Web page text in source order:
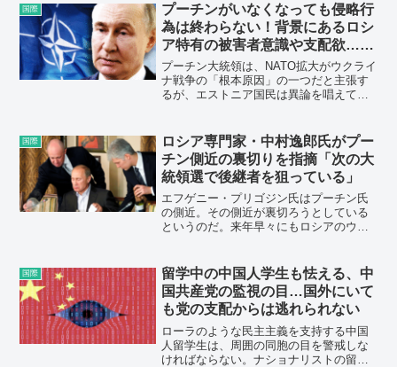
国際
プーチンがいなくなっても侵略行
為は終わらない！背景にあるロシ
ア特有の被害者意識や支配欲…日
本人が知っておきたい重要なポイ
ントを歴史から解説
プーチン大統領は、NATO拡大がウクライ
ナ戦争の「根本原因」の一つだと主張す
るが、エストニア国民は異論を唱えてい
話は、全くのデタラメだ」と言う。それ
は「彼も分かっているはずだ」。
国際
ロシア専門家・中村逸郎氏がプー
チン側近の裏切りを指摘「次の大
統領選で後継者を狙っている」
エフゲニー・プリゴジン氏はプーチン氏
の側近。その側近が裏切ろうとしている
というのだ。来年早々にもロシアのウク
国際
留学中の中国人学生も怯える、中
国共産党の監視の目…国外にいて
も党の支配からは逃れられない
ローラのような民主主義を支持する中国
人留学生は、周囲の同胞の目を警戒しな
ければならない。ナショナリストの留学